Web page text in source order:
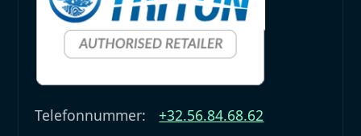
Telefonnummer:
+32.56.84.68.62